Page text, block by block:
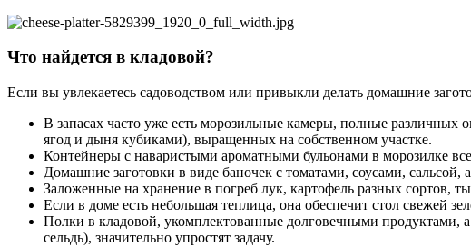
Что найдется в кладовой?
Если вы увлекаетесь садоводством или привыкли делать домашние
В запасах часто уже есть морозильные камеры, полные различных
ягод и дыня кубиками), выращенных на собственном участке.
Контейнеры с наваристыми ароматными бульонами в морозилке
Домашние заготовки в виде баночек с томатами, соусами,
Заложенные на хранение в погреб лук, картофель разных сортов,
Если в доме есть небольшая теплица, она обеспечит стол свежей
Полки в кладовой, укомплектованные долговечными продуктами,
сельдь), значительно упростят задачу.